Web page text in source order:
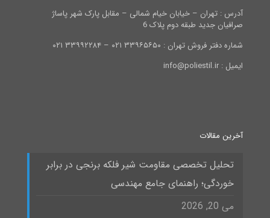
آدرس : تهران – خیابان خیام شمالی – مقابل پارک شهر پاساژ
صرافیان جدید طبقه دوم پلاک 6
شماره دفتر فروش تهران : ۳۳۹۶۵۶۵۰ ۰۲۱ – ۳۳۹۹۲۲۸۴ ۰۲۱
ایمیل : info@poliestil.ir
آخرین مقالات
تحلیل تخصصی مقاومت شیر فلکه برنجی در برابر
خوردگی؛ راهنمای جامع مهندسی
می 20, 2026